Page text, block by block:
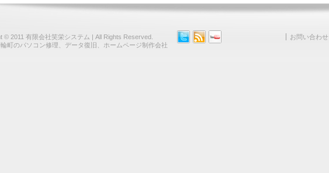
© 2011 有限会社笑栄システム | All Rights Reserved.
町のパソコン修理、データ復旧、ホームページ制作会社
お問い合わせ